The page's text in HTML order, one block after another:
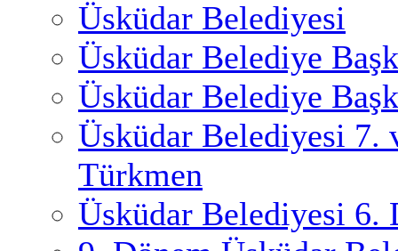
Üsküdar Belediyesi
Üsküdar Belediye
Üsküdar Belediye
Üsküdar Belediyesi 7.
Türkmen
Üsküdar Belediyesi 6.